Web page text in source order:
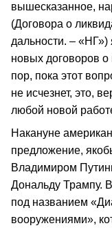
вышесказанное,
(Договора о
дальности. –
новых договоров
пор, пока этот
не исчезнет, это,
любой новой
Накануне
предложение,
Владимиром
Дональду Трампу.
под названием
вооружениями»,